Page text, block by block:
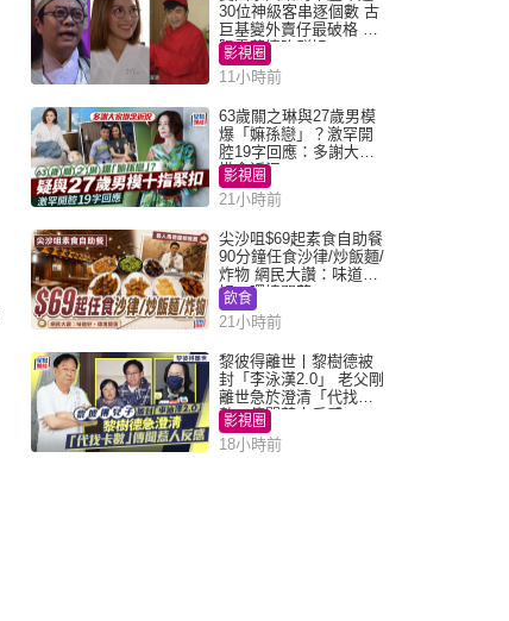
30位神級客串逐個數 古
巨基變外賣仔最破格 歐
陽震華情陷群姐
影視圈
11小時前
63歲關之琳與27歲男模
爆「嫲孫戀」？激罕開
腔19字回應：多謝大家
掛念近況
影視圈
21小時前
尖沙咀$69起素食自助餐
90分鐘任食沙律/炒飯麵/
炸物 網民大讚：味道
好，環境闊落
飲食
21小時前
黎彼得離世丨黎樹德被
封「李泳漢2.0」 老父剛
離世急於澄清「代找卡
數」傳聞惹人反感
影視圈
18小時前